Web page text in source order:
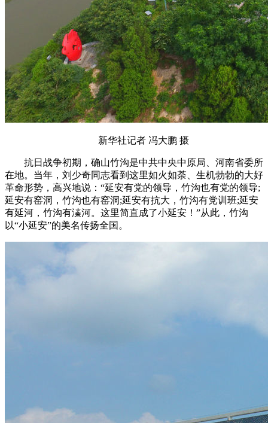
新华社记者 冯大鹏 摄
抗日战争初期，确山竹沟是中共中央中原局、河南省委所
在地。当年，刘少奇同志看到这里如火如荼、生机勃勃的大好
革命形势，高兴地说：“延安有党的领导，竹沟也有党的领导;
延安有窑洞，竹沟也有窑洞;延安有抗大，竹沟有党训班;延安
有延河，竹沟有溱河。这里简直成了小延安！”从此，竹沟
以“小延安”的美名传扬全国。